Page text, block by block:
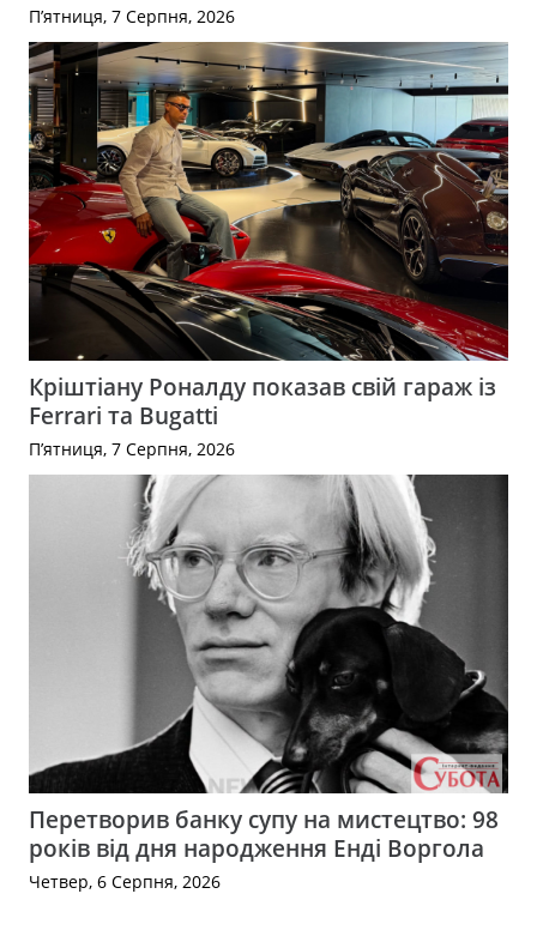
П’ятниця, 7 Серпня, 2026
Кріштіану Роналду показав свій гараж із
Ferrari та Bugatti
П’ятниця, 7 Серпня, 2026
Перетворив банку супу на мистецтво: 98
років від дня народження Енді Воргола
Четвер, 6 Серпня, 2026